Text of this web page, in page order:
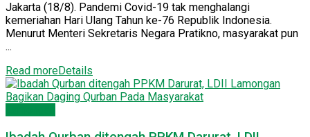
Jakarta (18/8). Pandemi Covid-19 tak menghalangi
kemeriahan Hari Ulang Tahun ke-76 Republik Indonesia.
Menurut Menteri Sekretaris Negara Pratikno, masyarakat pun
...
Read moreDetails